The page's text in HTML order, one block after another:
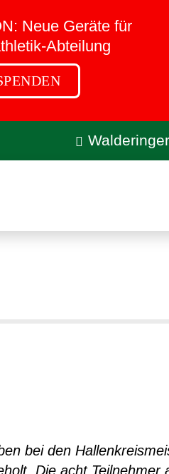
Neue Geräte für
Abteilung
bei den
Die acht Teilnehmer